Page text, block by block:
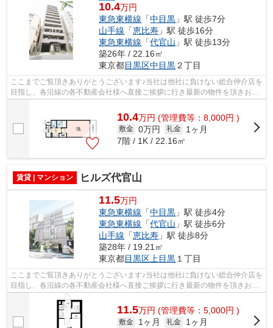
10.4万円
東急東横線 「中目黒 」駅 徒歩7分
山手線 「恵比寿 」駅 徒歩16分
東急東横線 「代官山 」駅 徒歩13分
築26年 / 22.16㎡
東京都目黒区中目黒２丁目
ここまでご覧頂きありがとうございます♪当社は他社に負けない総合仲介店を
目指し、各沿線の各不動産会社様へ直接ご挨拶に行き最新の物件を頂きお客
10.4万円 (管理費等：8,000円 )
敷金 0万円 礼金
1ヶ月
7階 / 1K / 22.16㎡
賃貸 | マンション ヒルズ代官山
11.5万円
東急東横線 「中目黒 」駅 徒歩4分
東急東横線 「代官山 」駅 徒歩6分
山手線 「恵比寿 」駅 徒歩8分
築28年 / 19.21㎡
東京都目黒区 上目黒 １丁目
ここまでご覧頂きありがとうございます♪当社は他社に負けない総合仲介店を
目指し、各沿線の各不動産会社様へ直接ご挨拶に行き最新の物件を頂きお客
様へ提供しております！最新の情報は...
11.5万円 (管理費等：5,000円 )
敷金 1ヶ月 礼金
1ヶ月